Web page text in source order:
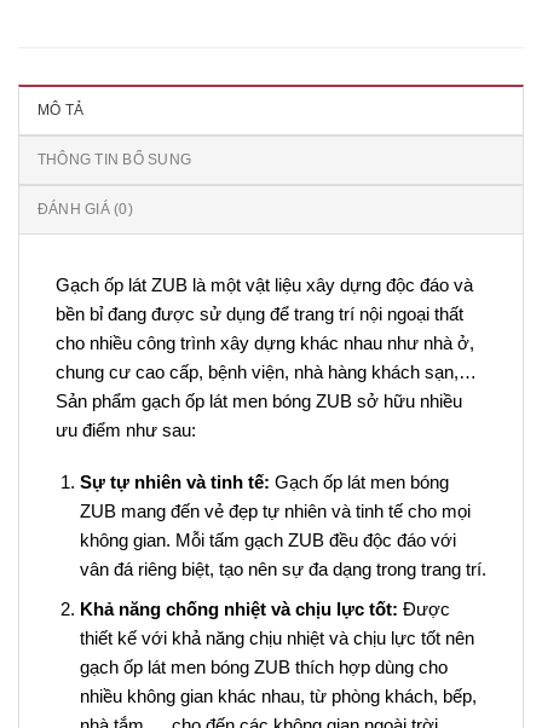
MÔ TẢ
THÔNG TIN BỔ SUNG
ĐÁNH GIÁ (0)
Gạch ốp lát ZUB là một vật liệu xây dựng độc đáo và
bền bỉ đang được sử dụng để trang trí nội ngoại thất
cho nhiều công trình xây dựng khác nhau như nhà ở,
chung cư cao cấp, bệnh viện, nhà hàng khách sạn,…
Sản phẩm gạch ốp lát men bóng ZUB sở hữu nhiều
ưu điểm như sau:
Sự tự nhiên và tinh tế: Gạch ốp lát men bóng
ZUB mang đến vẻ đẹp tự nhiên và tinh tế cho mọi
không gian. Mỗi tấm gạch ZUB đều độc đáo với
vân đá riêng biệt, tạo nên sự đa dạng trong trang trí.
Khả năng chống nhiệt và chịu lực tốt: Được
thiết kế với khả năng chịu nhiệt và chịu lực tốt nên
gạch ốp lát men bóng ZUB thích hợp dùng cho
nhiều không gian khác nhau, từ phòng khách, bếp,